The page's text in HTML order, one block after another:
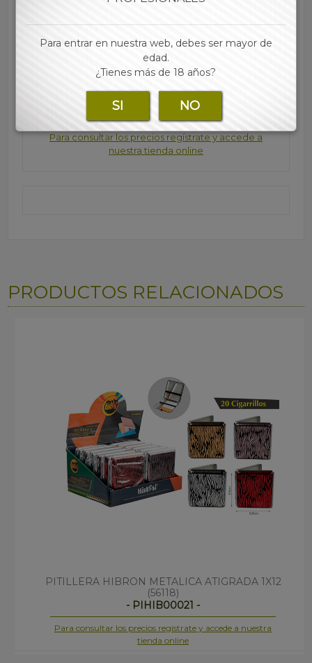
• Cada expositor contiene 12 pitilleras
Para consultar los precios regístrate y accede a
nuestra tienda online
PRODUCTOS RELACIONADOS
PITILLERA HIBRON METALICA ATIGRADA 1X12
(56118)
- PIHIB00021 -
Para consultar los precios regístrate y accede a nuestra
tienda online
Para entrar en nuestra web, debes ser mayor de
edad.
¿Tienes más de 18 años?
SI NO